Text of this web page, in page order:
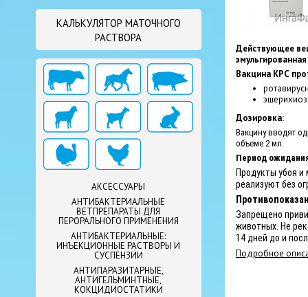
КАЛЬКУЛЯТОР МАТОЧНОГО
РАСТВОРА
АКСЕССУАРЫ
АНТИБАКТЕРИАЛЬНЫЕ
ВЕТПРЕПАРАТЫ ДЛЯ
ПЕРОРАЛЬНОГО ПРИМЕНЕНИЯ
АНТИБАКТЕРИАЛЬНЫЕ:
ИНЪЕКЦИОННЫЕ РАСТВОРЫ И
СУСПЕНЗИИ
АНТИПАРАЗИТАРНЫЕ,
АНТИГЕЛЬМИНТНЫЕ,
КОКЦИДИОСТАТИКИ
Действующее
эмульгированная
Вакцина КРС
Дозировка:
Вакцину вводят
объеме 2 мл.
Период
Продукты убоя
реализуют без
Запрещено
животных. Не
14 дней до и
Подробное